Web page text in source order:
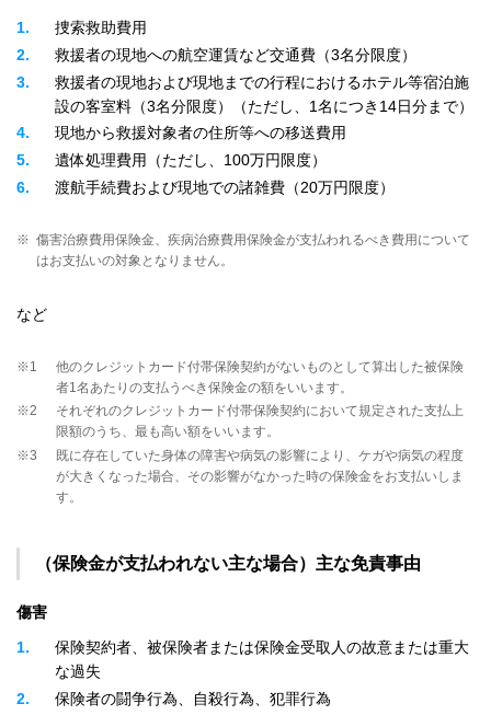
1
捜索救助費用
2
救援者の現地への航空運賃など交通費（3名分限度）
3
救援者の現地および現地までの行程におけるホテル等宿泊施
設の客室料（3名分限度）（ただし、1名につき14日分まで）
4
現地から救援対象者の住所等への移送費用
5
遺体処理費用（ただし、100万円限度）
6
渡航手続費および現地での諸雑費（20万円限度）
※ 傷害治療費用保険金、疾病治療費用保険金が支払われるべき費用について
はお支払いの対象となりません。
など
※1
他のクレジットカード付帯保険契約がないものとして算出した被保険
者1名あたりの支払うべき保険金の額をいいます。
※2
それぞれのクレジットカード付帯保険契約において規定された支払上
限額のうち、最も高い額をいいます。
※3
既に存在していた身体の障害や病気の影響により、ケガや病気の程度
が大きくなった場合、その影響がなかった時の保険金をお支払いしま
す。
（保険金が支払われない主な場合）主な免責事由
傷害
1
保険契約者、被保険者または保険金受取人の故意または重大
な過失
2
保険者の闘争行為、自殺行為、犯罪行為